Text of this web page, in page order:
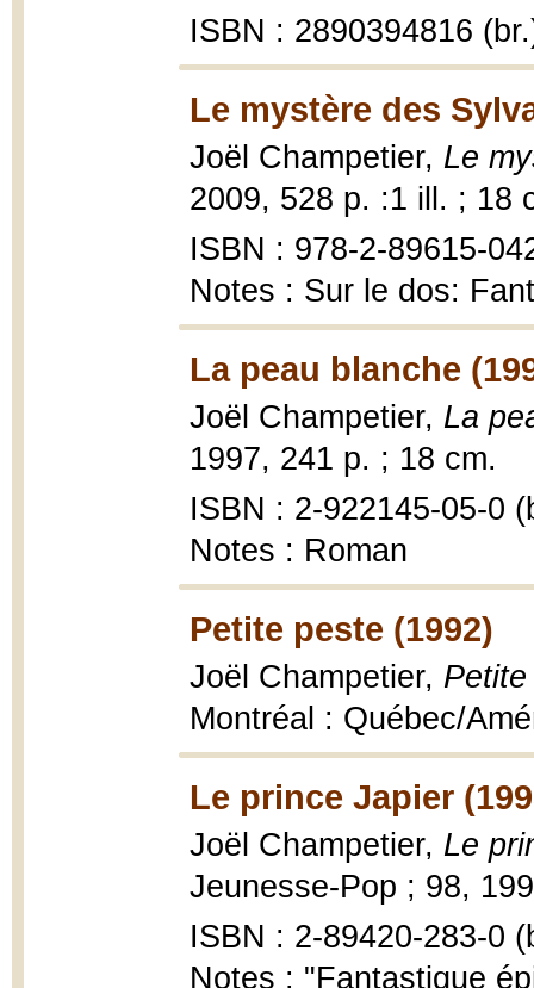
ISBN : 2890394816
Le mystère des
Joël Champetier, Le
2009, 528 p. :1 ill. ; 18
ISBN : 978-2-89615-
Notes : Sur le dos:
La peau blanche
Joël Champetier, La
1997, 241 p. ; 18 cm.
ISBN : 2-922145-05-0
Notes : Roman
Petite peste (1992)
Joël Champetier,
Montréal : Québec/
Le prince Japier
Joël Champetier, Le
Jeunesse-Pop ; 98,
ISBN : 2-89420-283-0
Notes : "Fantastique